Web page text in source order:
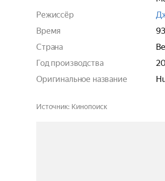
Режиссёр
Время
Страна
Год производства
Оригинальное название
Источник Кинопоиск